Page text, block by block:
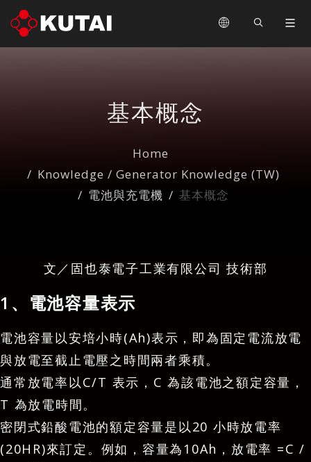
基本概念
Home
Knowledge / Generator Knowledge (TW)
電池與充電機
基本概念
文／固也泰電子工業有限公司 技術部
1、電池容量表示
電池容量以安培小時(Ah)表示，即為固定電流放電
與放電至截止電壓之時間兩者乘積。
通常放電率以C/T 表示，C 為該電池之額定容量，
T 為放電時間。
密閉式鉛酸電池的額定容量是以20 小時放電率
(20HR)來訂定。例如，容量為10Ah，放電率 =C /